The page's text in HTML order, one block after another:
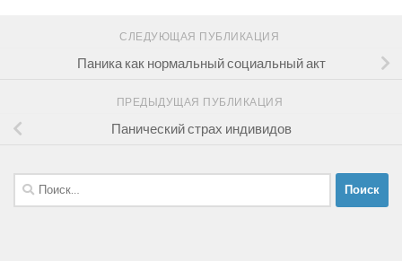
СЛЕДУЮЩАЯ ПУБЛИКАЦИЯ
Паника как нормальный социальный акт
ПРЕДЫДУЩАЯ ПУБЛИКАЦИЯ
Панический страх индивидов
Найти: